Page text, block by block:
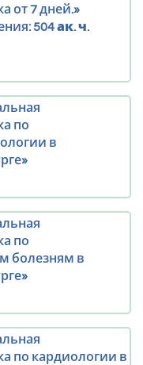
от 7 дней.»
504 ак. ч.
по
в
по
болезням в
по кардиологии в